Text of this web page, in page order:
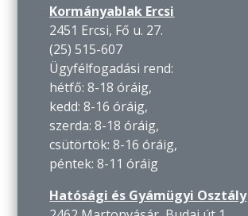
Kormányablak Ercsi
2451 Ercsi, Fő u. 27.
(25) 515-607
Ügyfélfogadási rend:
hétfő: 8-18 óráig,
kedd: 8-16 óráig,
szerda: 8-18 óráig,
csütörtök: 8-16 óráig,
péntek: 8-11 óráig
Hatósági és Gyámügyi Osztály